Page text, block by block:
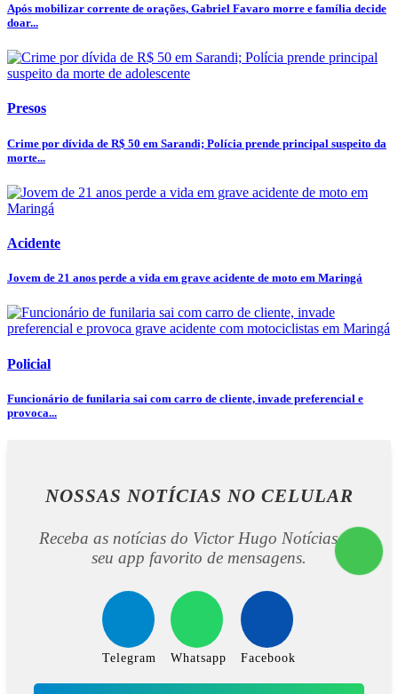
Após mobilizar corrente de orações, Gabriel Favaro morre e família decide
doar...
Presos
Crime por dívida de R$ 50 em Sarandi; Polícia prende principal suspeito da
morte...
Acidente
Jovem de 21 anos perde a vida em grave acidente de moto em Maringá
Policial
Funcionário de funilaria sai com carro de cliente, invade preferencial e
provoca...
NOSSAS NOTÍCIAS NO CELULAR
Receba as notícias do Victor Hugo Notícias no
seu app favorito de mensagens.
Telegram Whatsapp Facebook